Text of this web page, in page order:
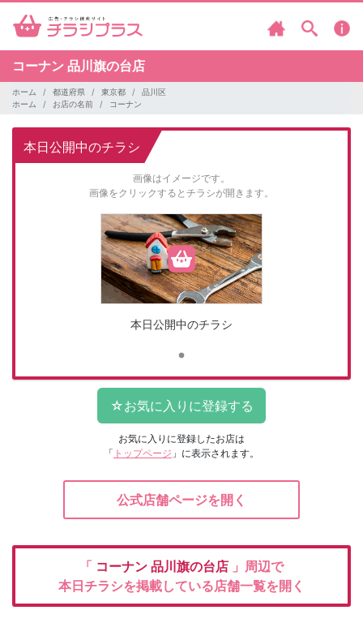
コーナン 品川旗の台店
ホーム 都道府県 東京都
品川区
ホーム
お店の名前 コーナン
本日公開中のチラシ
画像はイメージです。
画像をクリックするとチラシが開きます。
本日公開中のチラシ
お気に入りに登録したお店は
「 トップページ 」に表示されます。
公式店舗ページを開く
「 コーナン 品川旗の台店 」周辺で
本日チラシを掲載している店舗一覧を開く